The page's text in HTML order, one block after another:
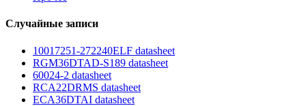
Случайные записи
10017251-272240ELF datasheet
RGM36DTAD-S189 datasheet
60024-2 datasheet
RCA22DRMS datasheet
ECA36DTAI datasheet